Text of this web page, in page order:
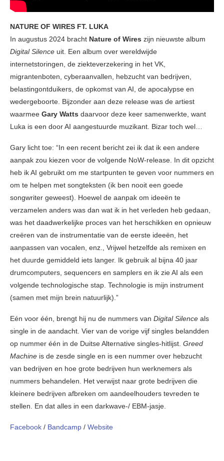
NATURE OF WIRES FT. LUKA
In augustus 2024 bracht Nature of Wires zijn nieuwste album
Digital Silence uit. Een album over wereldwijde
internetstoringen, de ziekteverzekering in het VK,
migrantenboten, cyberaanvallen, hebzucht van bedrijven,
belastingontduikers, de opkomst van AI, de apocalypse en
wedergeboorte. Bijzonder aan deze release was de artiest
waarmee Gary Watts daarvoor deze keer samenwerkte, want
Luka is een door AI aangestuurde muzikant. Bizar toch wel…
Gary licht toe: “In een recent bericht zei ik dat ik een andere
aanpak zou kiezen voor de volgende NoW-release. In dit opzicht
heb ik AI gebruikt om me startpunten te geven voor nummers en
om te helpen met songteksten (ik ben nooit een goede
songwriter geweest). Hoewel de aanpak om ideeën te
verzamelen anders was dan wat ik in het verleden heb gedaan,
was het daadwerkelijke proces van het herschikken en opnieuw
creëren van de instrumentatie van de eerste ideeën, het
aanpassen van vocalen, enz., Vrijwel hetzelfde als remixen en
het duurde gemiddeld iets langer. Ik gebruik al bijna 40 jaar
drumcomputers, sequencers en samplers en ik zie AI als een
volgende technologische stap. Technologie is mijn instrument
(samen met mijn brein natuurlijk).”
Eén voor één, brengt hij nu de nummers van Digital Silence als
single in de aandacht. Vier van de vorige vijf singles belandden
op nummer één in de Duitse Alternative singles-hitlijst. Greed
Machine is ​de zesde single en is een nummer over hebzucht
van bedrijven en hoe grote bedrijven hun werknemers als
nummers behandelen. Het verwijst naar grote bedrijven die
kleinere bedrijven afbreken om aandeelhouders tevreden te
stellen. En dat alles in een darkwave-/ EBM-jasje.
Facebook / Bandcamp / Website